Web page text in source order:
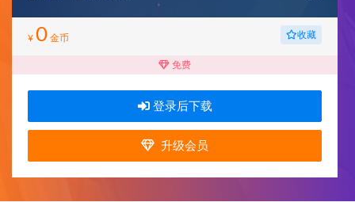
¥ 0 金币 收藏
免费
登录后下载
升级会员